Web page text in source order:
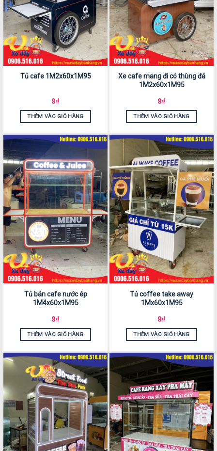
Tủ cafe 1M2x60x1M95
9₫
THÊM VÀO GIỎ HÀNG
Xe cafe mang đi có thùng đá
1M2x60x1M95
9₫
THÊM VÀO GIỎ HÀNG
Tủ bán cafe nước ép
1M4x60x1M95
9₫
THÊM VÀO GIỎ HÀNG
Tủ coffee take away
1Mx60x1M95
9₫
THÊM VÀO GIỎ HÀNG